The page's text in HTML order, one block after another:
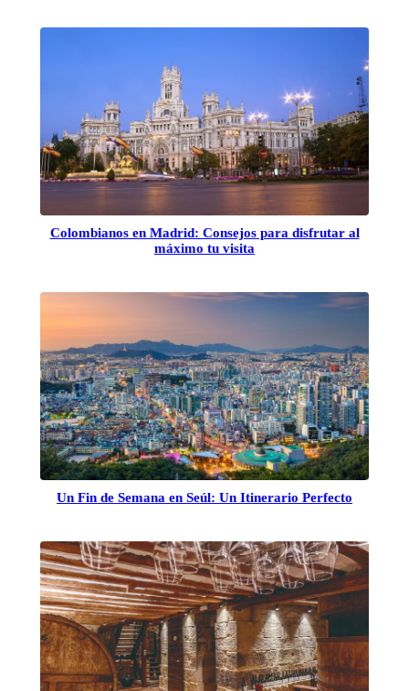
Colombianos en Madrid: Consejos para disfrutar al
máximo tu visita
Un Fin de Semana en Seúl: Un Itinerario Perfecto